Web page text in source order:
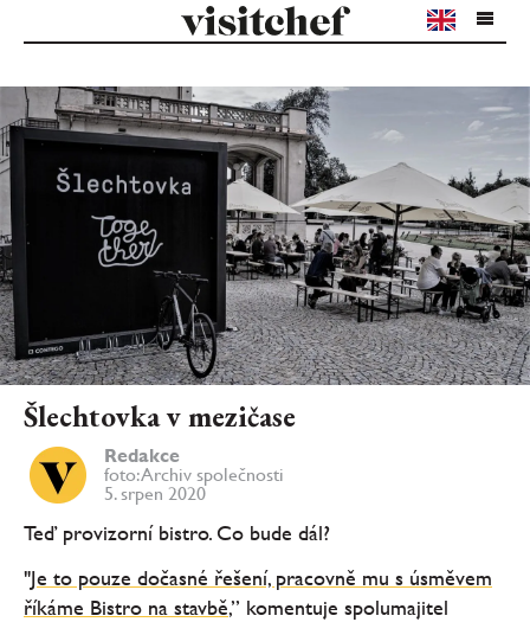
Šlechtovka v mezičase
Redakce
foto: Archiv společnosti
5. srpen 2020
Teď provizorní bistro. Co bude dál?
"Je to pouze dočasné řešení, pracovně mu s úsměvem
říkáme Bistro na stavbě,” komentuje spolumajitel